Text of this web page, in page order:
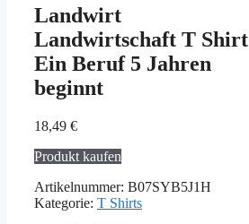
Landwirt
Landwirtschaft T Shirt
Ein Beruf 5 Jahren
beginnt
18,49 €
Produkt kaufen
Artikelnummer: B07SYB5J1H
Kategorie: T Shirts